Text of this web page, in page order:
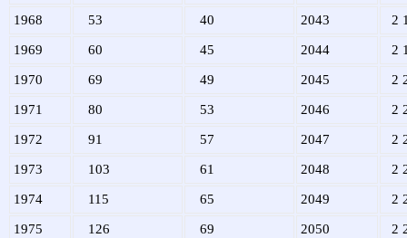
1968 53 40 2043 2
1969 60 45 2044 2
1970 69 49 2045 2
1971 80 53 2046 2
1972 91 57 2047 2
1973 103 61 2048 2
1974 115 65 2049 2
1975 126 69 2050 2